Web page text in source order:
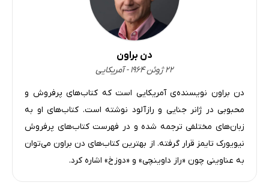
دن براون
۲۲ ژوئن ۱۹۶۴ - آمریکایی
دن براون نویسنده‌ی آمریکایی است که کتاب‌های پرفروش و
محبوبی در ژانر جنایی و رازآلود نوشته است. کتاب‌های او به
زبان‌های مختلفی ترجمه شده و در فهرست کتاب‌های پرفروش
نیویورک تایمز قرار گرفته. از بهترین کتاب‌های دن براون می‌توان
به عناوینی چون «راز داوینچی» و «دوزخ» اشاره کرد.